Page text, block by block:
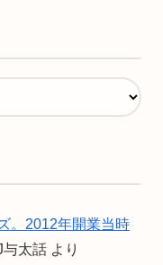
。2012年開業当時
与太話 より